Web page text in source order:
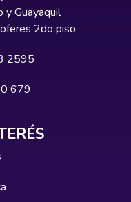
y Guayaquil
2do piso
2595
679